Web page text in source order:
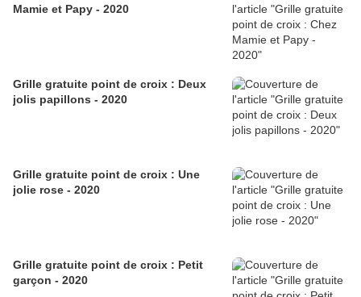
Mamie et Papy - 2020
Grille gratuite point de croix : Deux
jolis papillons - 2020
Grille gratuite point de croix : Une
jolie rose - 2020
Grille gratuite point de croix : Petit
garçon - 2020